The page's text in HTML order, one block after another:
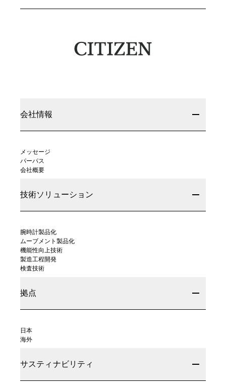
会社情報
メッセージ
パーパス
会社概要
技術ソリューション
腕時計製品化
ムーブメント製品化
機能性向上技術
製造工程開発
検査技術
拠点
日本
海外
サスティナビリティ